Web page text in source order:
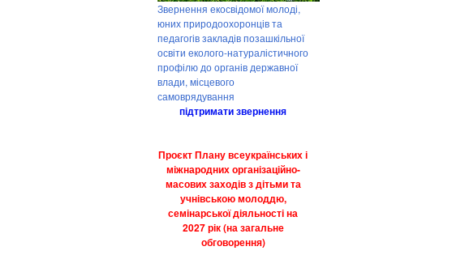
Звернення екосвідомої молоді,
юних природоохоронців та
педагогів закладів позашкільної
освіти еколого-натуралістичного
профілю до органів державної
влади, місцевого
самоврядування
підтримати звернення
Проєкт Плану всеукраїнських і
міжнародних організаційно-
масових заходів з дітьми та
учнівською молоддю,
семінарської діяльності на
2027 рік (на загальне
обговорення)